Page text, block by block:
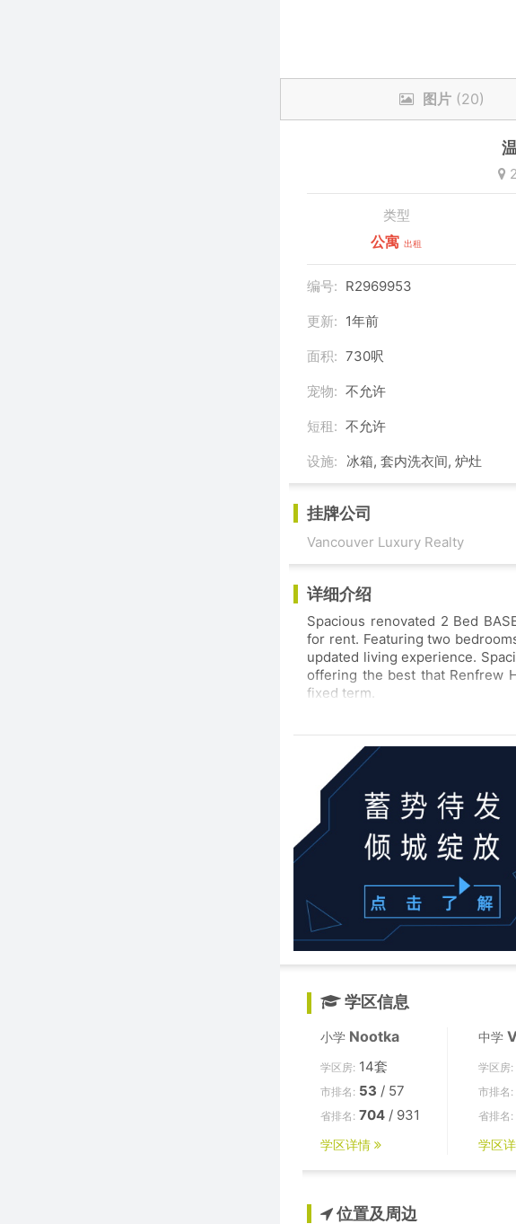
图片 (20)
类型
公寓 出租
编号: R2969953
更新: 1年前
面积: 730呎
宠物: 不允许
短租: 不允许
设施: 冰箱, 套内洗衣间, 炉灶
挂牌公司
Vancouver Luxury Realty
详细介绍
Spacious renovated 2 Bed BASEMENT SUITE
for rent. Featuring two bedrooms this basement suite is offering a prospective tenant a
updated living experience.
offering the best that Renfrew Heights has to offer.
fixed term.
学区信息
小学 Nootka
学区房: 14套
市排名: 53 / 57
省排名: 704 / 931
学区详情
中学
学区房:
市排名:
省排名:
学区
位置及周边